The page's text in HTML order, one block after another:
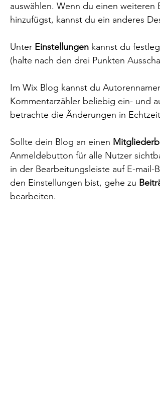
auswählen. Wenn du einen
hinzufügst, kannst du ein anderes
Unter Einstellungen kannst du
(halte nach den drei Punkten
Im Wix Blog kannst du
Kommentarzähler beliebig ein- und
betrachte die Änderungen in
Sollte dein Blog an einen
Anmeldebutton für alle Nutzer
in der Bearbeitungsleiste auf E-
den Einstellungen bist, gehe zu
bearbeiten.